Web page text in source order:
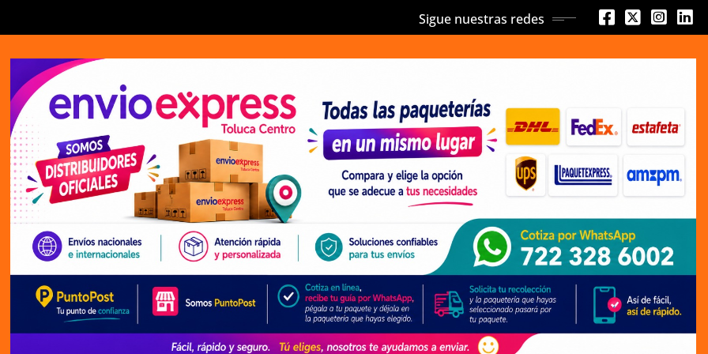
Sigue nuestras redes